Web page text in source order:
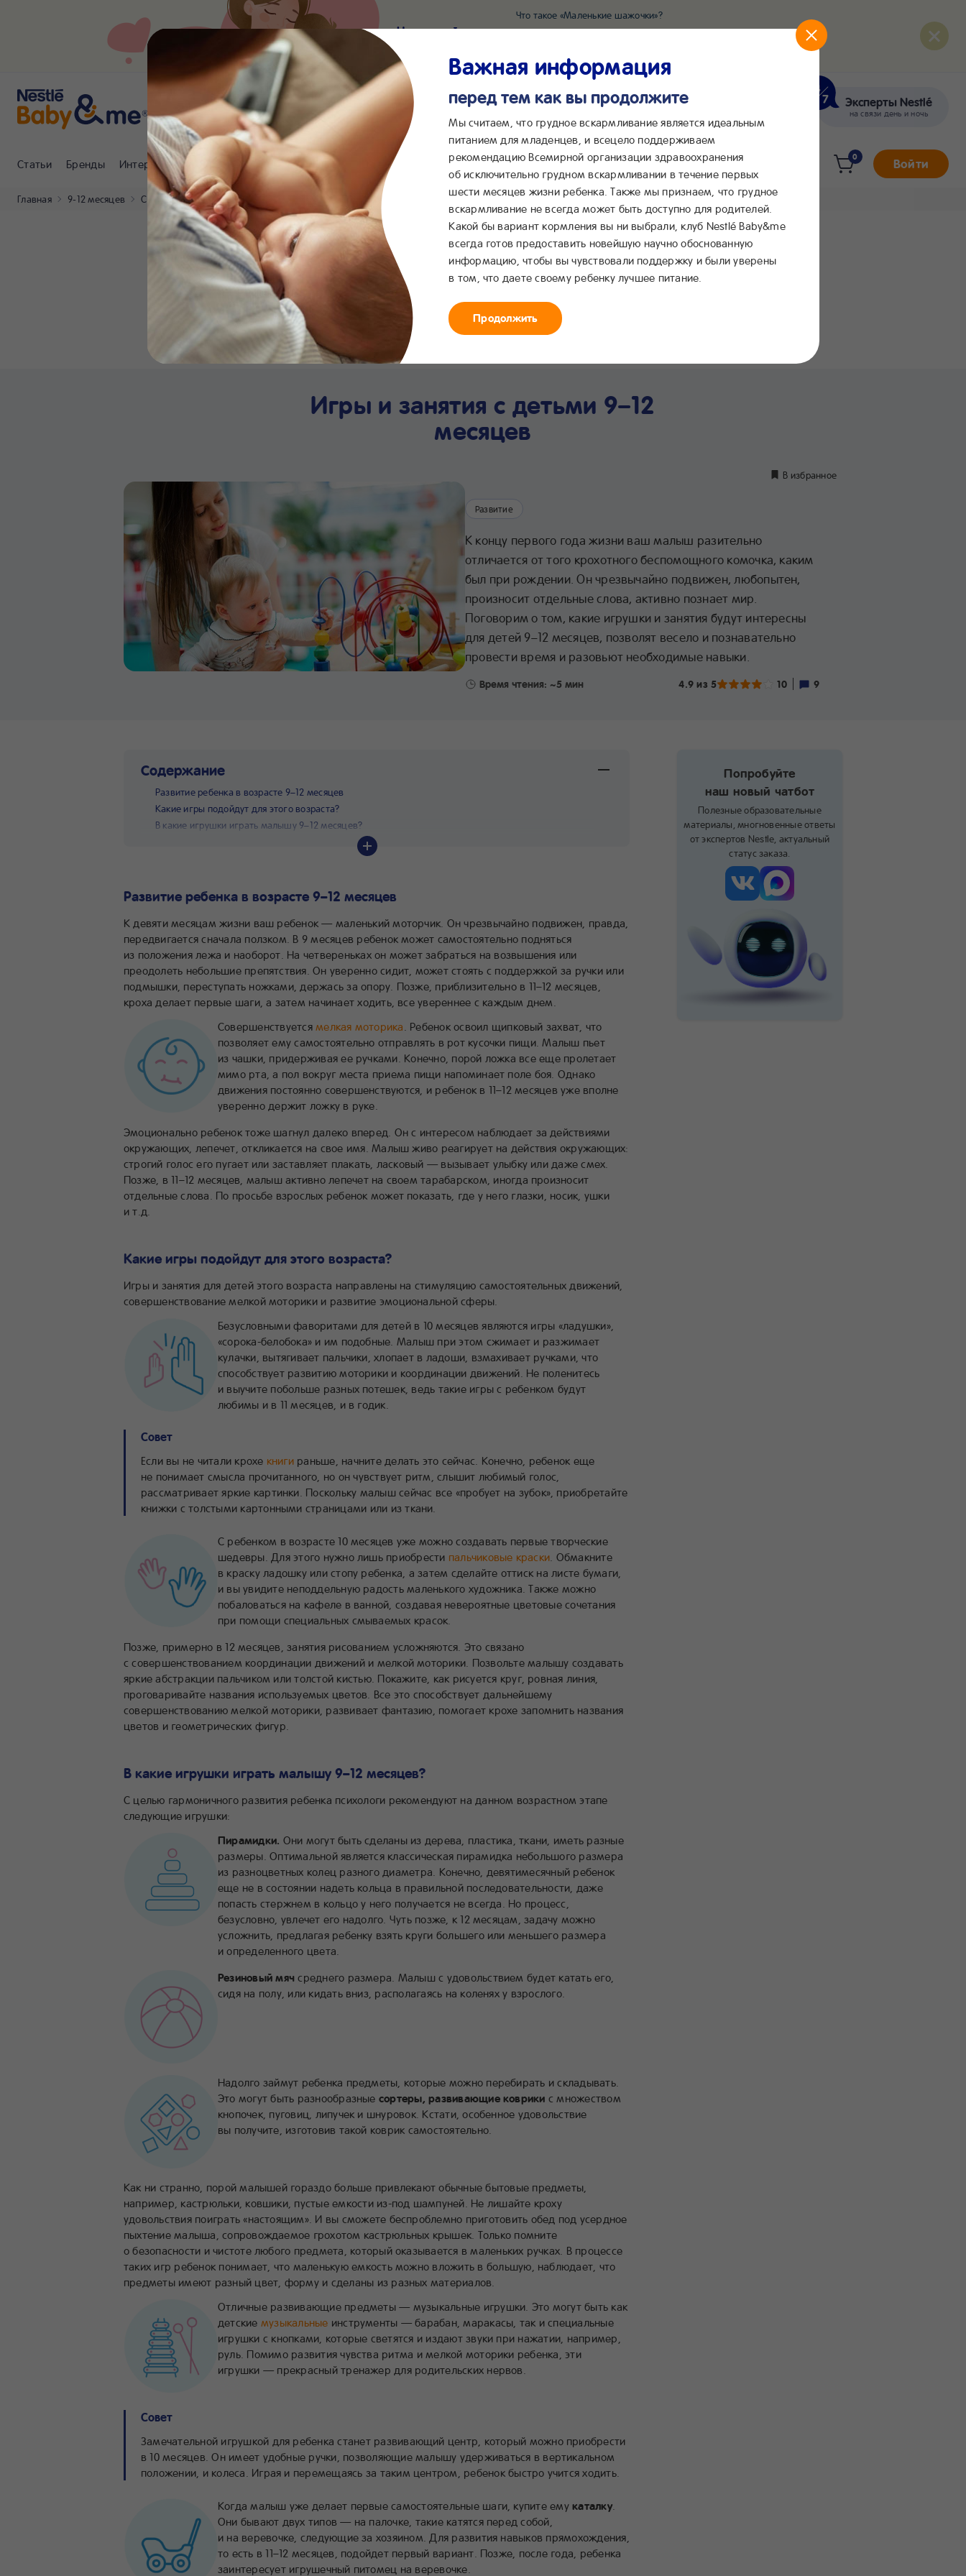
Что такое «Маленькие шажочки»?
Наш новый суперсервис для отслеживания развития вашего малыша
*2055 Сообщения в ВКонтакте Эксперты Nestlé
на связи день и ночь
Статьи Бренды Интернет-магазин Клуб Nestlé Baby&me Сервисы Бейбимания
0 Войти
Главная 9-12 месяцев Статьи Игры и занятия с детьми 9–12 месяцев
Бейбимания Что нового
Интернет-
магазин
Линия заботы
Игры и занятия с детьми 9–12
месяцев
В избранное
Развитие
К концу первого года жизни ваш малыш разительно
отличается от того крохотного беспомощного комочка, каким
был при рождении. Он чрезвычайно подвижен, любопытен,
произносит отдельные слова, активно познает мир.
Поговорим о том, какие игрушки и занятия будут интересны
для детей 9–12 месяцев, позволят весело и познавательно
провести время и разовьют необходимые навыки.
Время чтения: ~5 мин 4.9 из 5 10 9
Содержание
Развитие ребенка в возрасте 9–12 месяцев
Какие игры подойдут для этого возраста?
В какие игрушки играть малышу 9–12 месяцев?
Развитие ребенка в возрасте 9–12 месяцев
К девяти месяцам жизни ваш ребенок — маленький моторчик. Он чрезвычайно подвижен, правда,
передвигается сначала ползком. В 9 месяцев ребенок может самостоятельно подняться
из положения лежа и наоборот. На четвереньках он может забраться на возвышения или
преодолеть небольшие препятствия. Он уверенно сидит, может стоять с поддержкой за ручки или
подмышки, переступать ножками, держась за опору. Позже, приблизительно в 11–12 месяцев,
кроха делает первые шаги, а затем начинает ходить, все увереннее с каждым днем.
Совершенствуетсямелкая моторика. Ребенок освоил щипковый захват, что
позволяет ему самостоятельно отправлять в рот кусочки пищи. Малыш пьет
из чашки, придерживая ее ручками. Конечно, порой ложка все еще пролетает
мимо рта, а пол вокруг места приема пищи напоминает поле боя. Однако
движения постоянно совершенствуются, и ребенок в 11–12 месяцев уже вполне
уверенно держит ложку в руке.
Эмоционально ребенок тоже шагнул далеко вперед. Он с интересом наблюдает за действиями
окружающих, лепечет, откликается на свое имя. Малыш живо реагирует на действия окружающих:
строгий голос его пугает или заставляет плакать, ласковый — вызывает улыбку или даже смех.
Позже, в 11–12 месяцев, малыш активно лепечет на своем тарабарском, иногда произносит
отдельные слова. По просьбе взрослых ребенок может показать, где у него глазки, носик, ушки
и т.д.
Какие игры подойдут для этого возраста?
Игры и занятия для детей этого возраста направлены на стимуляцию самостоятельных движений,
совершенствование мелкой моторики и развитие эмоциональной сферы.
Безусловными фаворитами для детей в 10 месяцев являются игры «ладушки»,
«сорока-белобока» и им подобные. Малыш при этом сжимает и разжимает
кулачки, вытягивает пальчики, хлопает в ладоши, взмахивает ручками, что
способствует развитию моторики и координации движений. Не поленитесь
и выучите побольше разных потешек, ведь такие игры с ребенком будут
любимы и в 11 месяцев, и в годик.
Совет
Если вы не читали крохе книгираньше, начните делать это сейчас. Конечно, ребенок еще
не понимает смысла прочитанного, но он чувствует ритм, слышит любимый голос,
рассматривает яркие картинки. Поскольку малыш сейчас все «пробует на зубок», приобретайте
книжки с толстыми картонными страницами или из ткани.
С ребенком в возрасте 10 месяцев уже можно создавать первые творческие
шедевры. Для этого нужно лишь приобрести пальчиковые краски. Обмакните
в краску ладошку или стопу ребенка, а затем сделайте оттиск на листе бумаги,
и вы увидите неподдельную радость маленького художника. Также можно
побаловаться на кафеле в ванной, создавая невероятные цветовые сочетания
при помощи специальных смываемых красок.
Позже, примерно в 12 месяцев, занятия рисованием усложняются. Это связано
с совершенствованием координации движений и мелкой моторики. Позвольте малышу создавать
яркие абстракции пальчиком или толстой кистью. Покажите, как рисуется круг, ровная линия,
проговаривайте названия используемых цветов. Все это способствует дальнейшему
совершенствованию мелкой моторики, развивает фантазию, помогает крохе запомнить названия
цветов и геометрических фигур.
В какие игрушки играть малышу 9–12 месяцев?
С целью гармоничного развития ребенка психологи рекомендуют на данном возрастном этапе
следующие игрушки:
Пирамидки. Они могут быть сделаны из дерева, пластика, ткани, иметь разные
размеры. Оптимальной является классическая пирамидка небольшого размера
из разноцветных колец разного диаметра. Конечно, девятимесячный ребенок
еще не в состоянии надеть кольца в правильной последовательности, даже
попасть стержнем в кольцо у него получается не всегда. Но процесс,
безусловно, увлечет его надолго. Чуть позже, к 12 месяцам, задачу можно
усложнить, предлагая ребенку взять круги большего или меньшего размера
и определенного цвета.
Резиновый мяч среднего размера. Малыш с удовольствием будет катать его,
сидя на полу, или кидать вниз, располагаясь на коленях у взрослого.
Надолго займут ребенка предметы, которые можно перебирать и складывать.
Это могут быть разнообразные сортеры, развивающие коврики с множеством
кнопочек, пуговиц, липучек и шнуровок. Кстати, особенное удовольствие
вы получите, изготовив такой коврик самостоятельно.
Как ни странно, порой малышей гораздо больше привлекают обычные бытовые предметы,
например, кастрюльки, ковшики, пустые емкости из-под шампуней. Не лишайте кроху
удовольствия поиграть «настоящим». И вы сможете беспроблемно приготовить обед под усердное
пыхтение малыша, сопровождаемое грохотом кастрюльных крышек. Только помните
о безопасности и чистоте любого предмета, который оказывается в маленьких ручках. В процессе
таких игр ребенок понимает, что маленькую емкость можно вложить в большую, наблюдает, что
предметы имеют разный цвет, форму и сделаны из разных материалов.
Отличные развивающие предметы — музыкальные игрушки. Это могут быть как
детские музыкальные инструменты — барабан, маракасы, так и специальные
игрушки с кнопками, которые светятся и издают звуки при нажатии, например,
руль. Помимо развития чувства ритма и мелкой моторики ребенка, эти
игрушки — прекрасный тренажер для родительских нервов.
Совет
Замечательной игрушкой для ребенка станет развивающий центр, который можно приобрести
в 10 месяцев. Он имеет удобные ручки, позволяющие малышу удерживаться в вертикальном
положении, и колеса. Играя и перемещаясь за таким центром, ребенок быстро учится ходить.
Когда малыш уже делает первые самостоятельные шаги, купите емукаталку.
Они бывают двух типов — на палочке, такие катятся перед собой,
и на веревочке, следующие за хозяином. Для развития навыков прямохождения,
то есть в 11–12 месяцев, подойдет первый вариант. Позже, после года, ребенка
заинтересует игрушечный питомец на веревочке.
Попробуйте
наш новый чатбот
Полезные образовательные
материалы, многновенные ответы
от экспертов Nestle, актуальный
статус заказа.
Важная информация
перед тем как вы продолжите
Мы считаем, что грудное вскармливание является идеальным
питанием для младенцев, и всецело поддерживаем
рекомендацию Всемирной организации здравоохранения
об исключительно грудном вскармливании в течение первых
шести месяцев жизни ребенка. Также мы признаем, что грудное
вскармливание не всегда может быть доступно для родителей.
Какой бы вариант кормления вы ни выбрали, клуб Nestlé Baby&me
всегда готов предоставить новейшую научно обоснованную
информацию, чтобы вы чувствовали поддержку и были уверены
в том, что даете своему ребенку лучшее питание.
Продолжить